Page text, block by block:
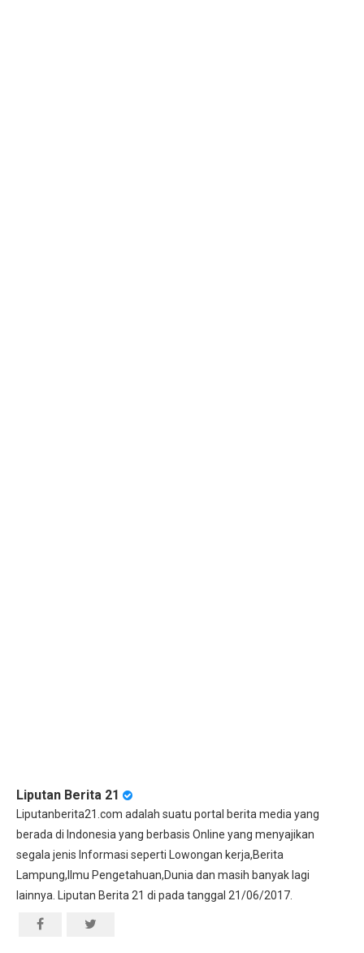
Liputan Berita 21
Liputanberita21.com adalah suatu portal berita media yang
berada di Indonesia yang berbasis Online yang menyajikan
segala jenis Informasi seperti Lowongan kerja,Berita
Lampung,Ilmu Pengetahuan,Dunia dan masih banyak lagi
lainnya. Liputan Berita 21 di pada tanggal 21/06/2017.